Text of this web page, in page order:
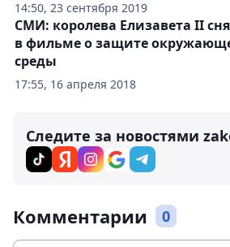
14:50, 23 сентября 2019
17:55, 16 апреля 2018
СМИ: королева Елизавета II
в фильме о защите
среды
Следите за новостями
Комментарии 0